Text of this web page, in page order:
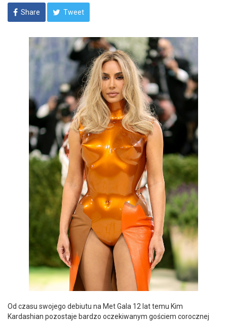
Share Tweet
Od czasu swojego debiutu na Met Gala 12 lat temu Kim
Kardashian pozostaje bardzo oczekiwanym gościem corocznej